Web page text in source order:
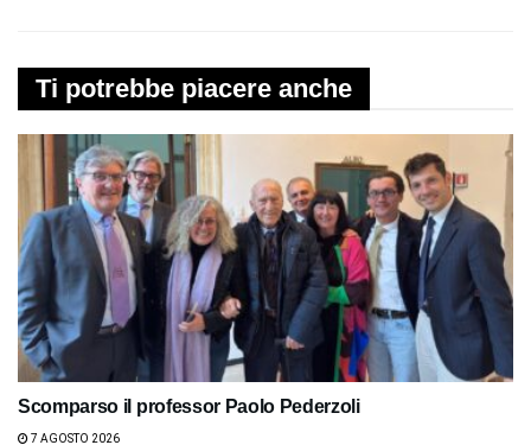
Ti potrebbe piacere anche
Scomparso il professor Paolo Pederzoli
7 AGOSTO 2026